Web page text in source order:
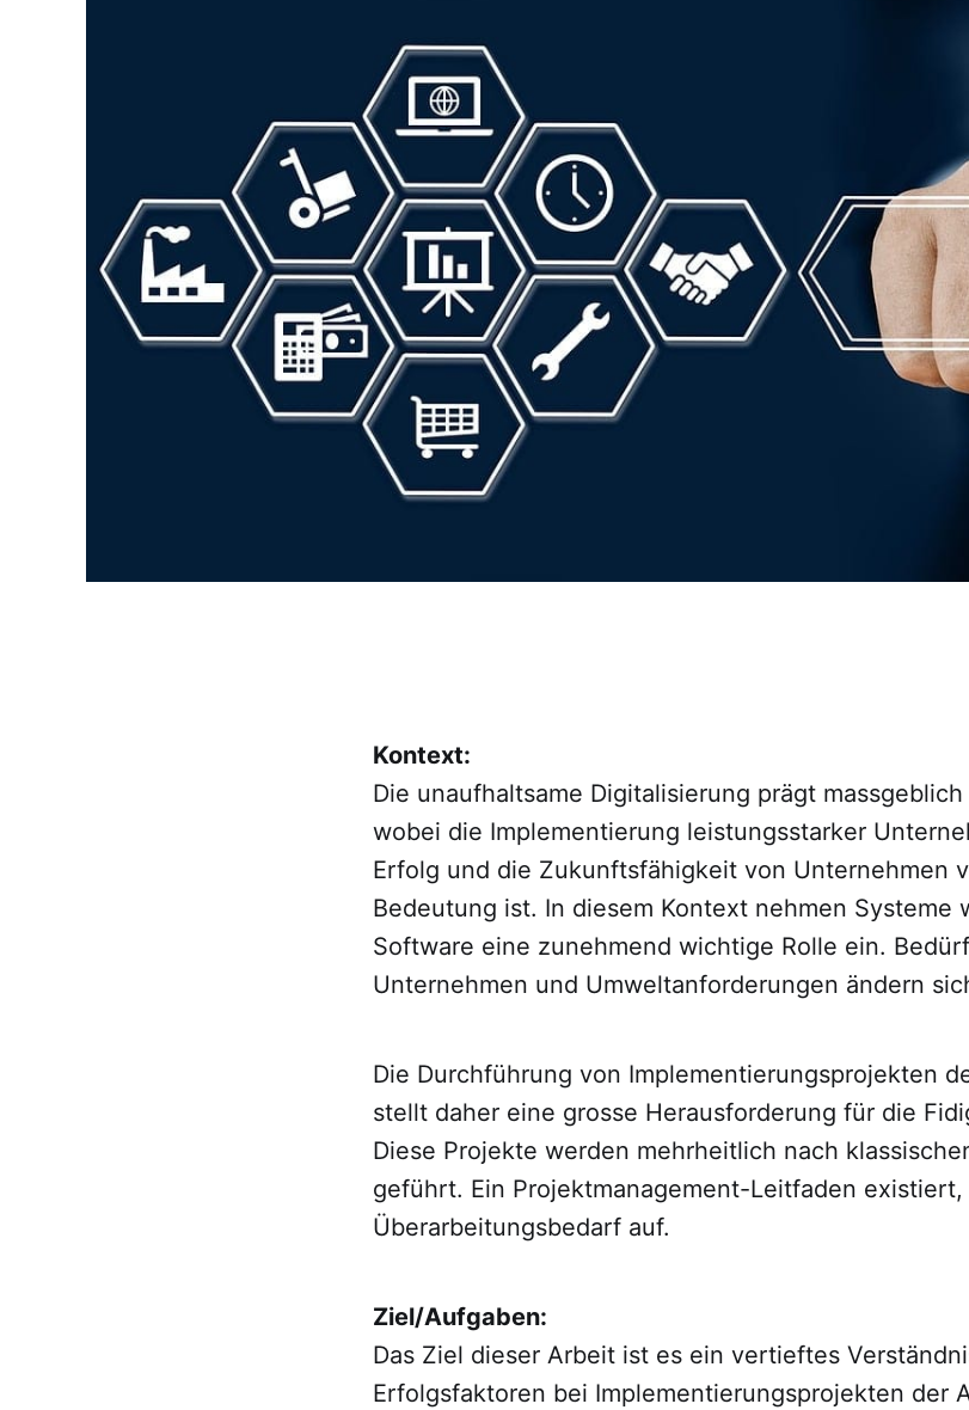
Kontext:
Die unaufhaltsame Digitalisierung prägt
wobei die Implementierung leistungsstarker
Erfolg und die Zukunftsfähigkeit von Unternehmen
Bedeutung ist. In diesem Kontext nehmen Systeme
Software eine zunehmend wichtige Rolle ein.
Unternehmen und Umweltanforderungen ändern
Die Durchführung von Implementierungsprojekten
stellt daher eine grosse Herausforderung für die
Diese Projekte werden mehrheitlich nach
geführt. Ein Projektmanagement-Leitfaden
Überarbeitungsbedarf auf.
Ziel/Aufgaben:
Das Ziel dieser Arbeit ist es ein vertieftes
Erfolgsfaktoren bei Implementierungsprojekten der